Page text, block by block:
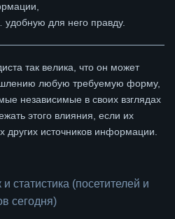
для него правду.
так велика, что он может
любую требуемую форму,
независимые в своих взглядах
этого влияния, если их
других источников информации.